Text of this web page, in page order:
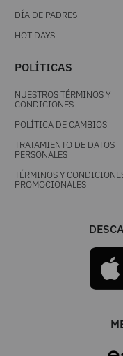
DÍA DE PADRES
HOT DAYS
POLÍTICAS
NUESTROS TÉRMINOS Y
CONDICIONES
POLÍTICA DE CAMBIOS
TRATAMIENTO DE DATOS
PERSONALES
TÉRMINOS Y
PROMOCIONALES